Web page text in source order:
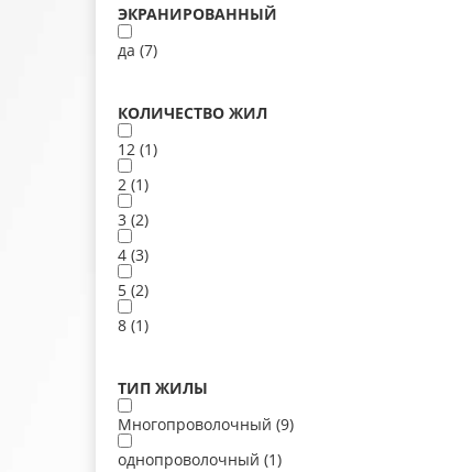
ЭКРАНИРОВАННЫЙ
да (7)
КОЛИЧЕСТВО ЖИЛ
12 (1)
2 (1)
3 (2)
4 (3)
5 (2)
8 (1)
ТИП ЖИЛЫ
Многопроволочный (9)
однопроволочный (1)